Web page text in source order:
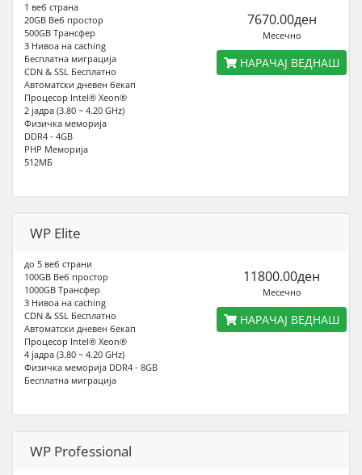
1 веб страна
20GB Веб простор
500GB Трансфер
3 Нивоа на caching
Бесплатна миграција
CDN & SSL Бесплатно
Автоматски дневен бекап
Процесор Intel® Xeon®
2 јадра (3.80 ~ 4.20 GHz)
Физичка меморија
DDR4 - 4GB
PHP Меморија
512МБ
7670.00ден
Месечно
НАРАЧАЈ ВЕДНАШ
WP Elite
до 5 веб страни
100GB Веб простор
1000GB Трансфер
3 Нивоа на caching
CDN & SSL Бесплатно
Автоматски дневен бекап
Процесор Intel® Xeon®
4 јадра (3.80 ~ 4.20 GHz)
Физичка меморија DDR4 - 8GB
Бесплатна миграција
11800.00ден
Месечно
НАРАЧАЈ ВЕДНАШ
WP Professional